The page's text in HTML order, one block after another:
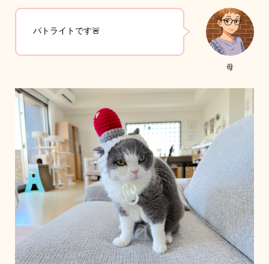
母
パトライトです🚨